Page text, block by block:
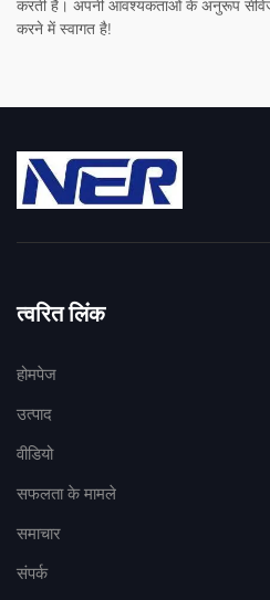
करती है। अपनी आवश्यकताओं के अनुरूप
करने में स्वागत है!
त्वरित लिंक
होमपेज
उत्पाद
वीडियो
सफलता के मामले
समाचार
संपर्क